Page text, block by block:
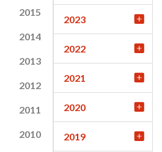
2015
2014
2013
2012
2011
2010
2023
2022
2021
2020
2019